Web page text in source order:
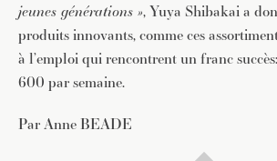
jeunes générations », Yuya Shibakai a
produits innovants, comme ces
à l’emploi qui rencontrent un franc
600 par semaine.
Par Anne BEADE